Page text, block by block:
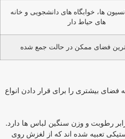
ها، خوابگاه های دانشجویی و خانه
های حیاط دار
فضای ممکن در حالت جمع شده
بیشتری را برای قرار دادن انواع
رطوبت و وزن سنگین لباس ها دارد.
تعبیه شده اند که از لغزش روی